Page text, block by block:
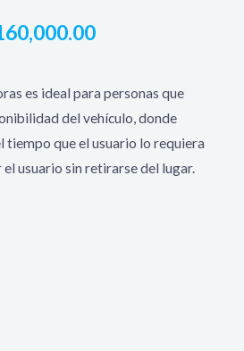
es ideal para personas que
del vehículo, donde
tiempo que el usuario lo requiera
usuario sin retirarse del lugar.